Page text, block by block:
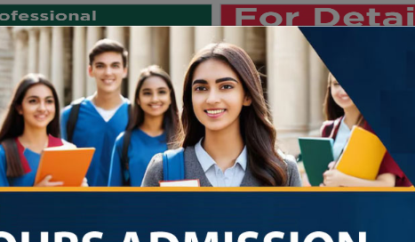
Private University International University University College
জাতীয় বিশ্ববিদ্যালয় ২০২৫-২৬
in Kurigram Wise